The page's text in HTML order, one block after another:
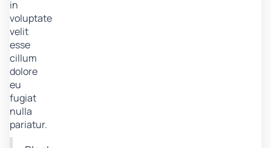
in
voluptate
velit
esse
cillum
dolore
eu
fugiat
nulla
pariatur.